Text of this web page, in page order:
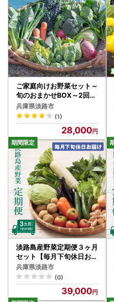
ご家庭向けお野菜セット～
旬のおまかせBOX～2回お
届け
兵庫県淡路市
(1)
28,000
淡路島産野菜定期便３ヶ月
セット【毎月下旬休日お届
け】野菜詰め合わせ
兵庫県淡路市
(0)
39,000